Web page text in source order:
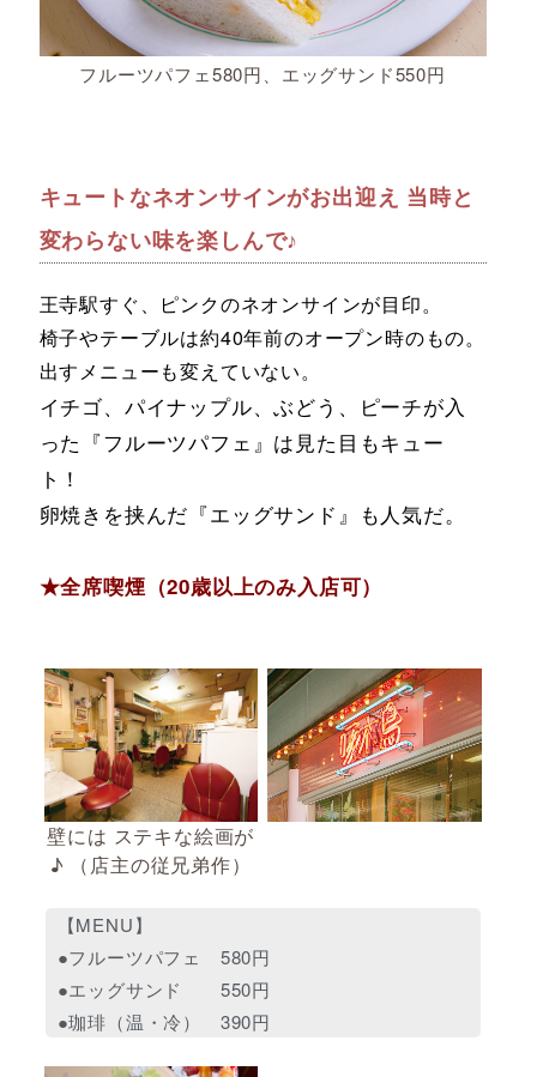
フルーツパフェ580円、エッグサンド550円
キュートなネオンサインがお出迎え 当時と
変わらない味を楽しんで♪
王寺駅すぐ、ピンクのネオンサインが目印。
椅子やテーブルは約40年前のオープン時のもの。
出すメニューも変えていない。
イチゴ、パイナップル、ぶどう、ピーチが入
った『フルーツパフェ』は見た目もキュー
ト！
卵焼きを挟んだ 『エッグサンド』も人気だ。
★全席喫煙（20歳以上のみ入店可）
壁には ステキな絵画が
♪ （店主の従兄弟作）
【MENU】
●フルーツパフェ 580円
●エッグサンド 550円
●珈琲（温・冷） 390円